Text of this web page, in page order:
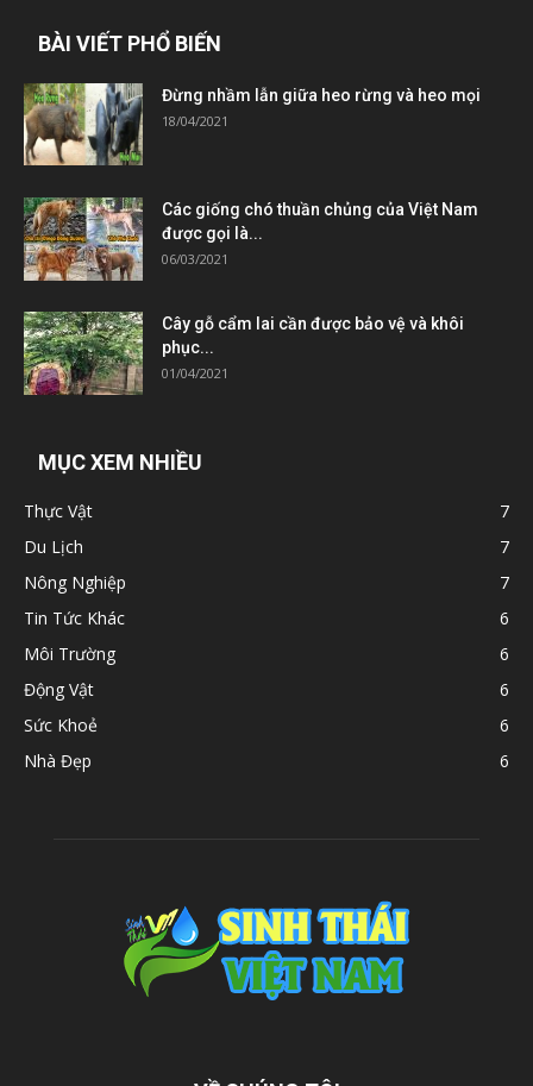
BÀI VIẾT PHỔ BIẾN
Đừng nhầm lẫn giữa heo rừng và heo mọi
18/04/2021
Các giống chó thuần chủng của Việt Nam
được gọi là...
06/03/2021
Cây gỗ cẩm lai cần được bảo vệ và khôi
phục...
01/04/2021
MỤC XEM NHIỀU
Thực Vật
7
Du Lịch
7
Nông Nghiệp
7
Tin Tức Khác
6
Môi Trường
6
Động Vật
6
Sức Khoẻ
6
Nhà Đẹp
6